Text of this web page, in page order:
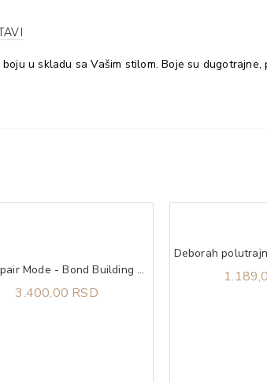
u skladu sa Vašim stilom. Boje su
OPI Repair Mode - Bond Building Repair Serum za oporavak noktiju 9ml
3.400,00 RSD